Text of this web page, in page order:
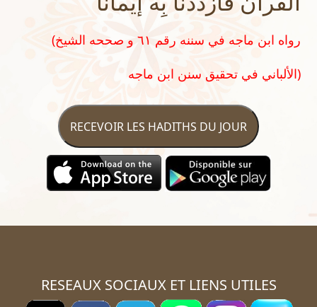
(رواه ابن ماجه في سننه رقم ٦١ و صححه الشيخ
الألباني في تحقيق سنن ابن ماجه)
RECEVOIR LES HADITHS DU JOUR
RESEAUX SOCIAUX ET LIENS UTILES